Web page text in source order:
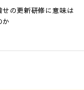
せの更新研修に意味は
か